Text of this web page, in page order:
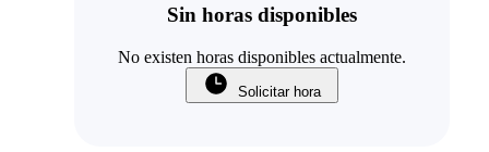
Sin horas disponibles
No existen horas disponibles actualmente.
Solicitar hora